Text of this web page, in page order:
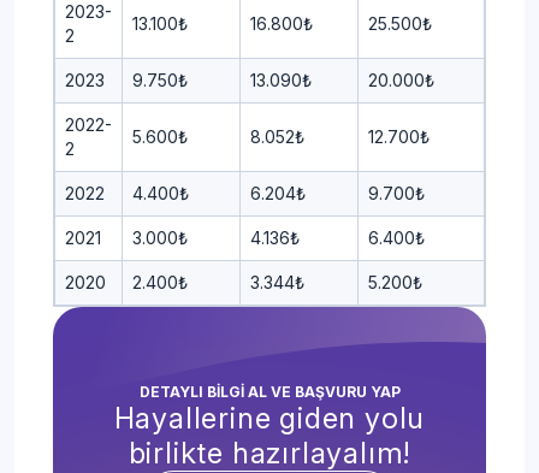
2023-
2
13.100₺ 16.800₺ 25.500₺
2023 9.750₺ 13.090₺ 20.000₺
2022-
2
5.600₺ 8.052₺ 12.700₺
2022 4.400₺ 6.204₺ 9.700₺
2021 3.000₺ 4.136₺ 6.400₺
2020 2.400₺ 3.344₺ 5.200₺
DETAYLI BİLGİ AL VE BAŞVURU YAP
Hayallerine giden yolu
birlikte hazırlayalım!